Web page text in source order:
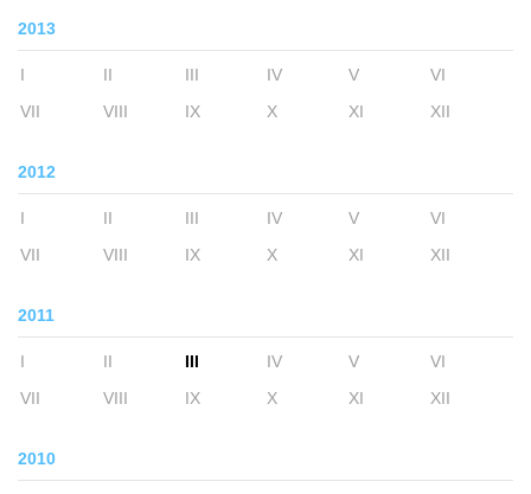
2013
I II III IV V
VI
VII
VIII IX X XI XII
2012
I II III IV V
VI
VII
VIII IX X XI XII
2011
I II III IV V
VI
VII
VIII IX X XI XII
2010